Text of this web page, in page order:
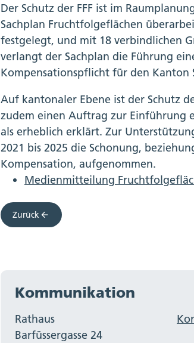
Der Schutz der FFF ist im
Sachplan Fruchtfolgeflächen
festgelegt, und mit 18 verbindlichen
verlangt der Sachplan die Führung
Kompensationspflicht für den Kanton
Auf kantonaler Ebene ist der Schutz
zudem einen Auftrag zur Einführung
als erheblich erklärt. Zur
2021 bis 2025 die Schonung,
Kompensation, aufgenommen.
Medienmitteilung
Zurück
Kommunikation
Rathaus
Barfüssergasse 24